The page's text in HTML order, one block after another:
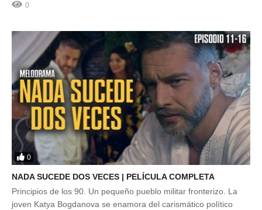
0
0
NADA SUCEDE DOS VECES | PELÍCULA COMPLETA
Principios de los 90. Un pequeño pueblo militar fronterizo. La
joven Katya Bogdanova se enamora del carismático político